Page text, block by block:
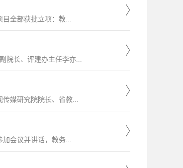
目全部获批立项：教...
院长、评建办主任李亦...
传媒研究院院长、省教...
加会议并讲话，教务...